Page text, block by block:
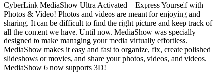
CyberLink MediaShow Ultra Activated – Express Yourself with
Photos & Video! Photos and videos are meant for enjoying and
sharing. It can be difficult to find the right picture and keep track of
all the content we have. Until now. MediaShow was specially
designed to make managing your media virtually effortless.
MediaShow makes it easy and fast to organize, fix, create polished
slideshows or movies, and share your photos, videos, and videos.
MediaShow 6 now supports 3D!